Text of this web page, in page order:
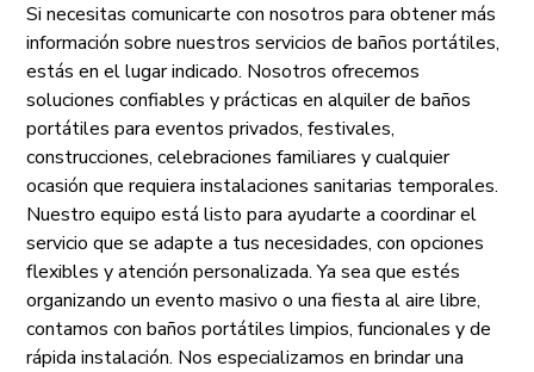
Si necesitas comunicarte con nosotros para obtener más
información sobre nuestros servicios de baños portátiles,
estás en el lugar indicado. Nosotros ofrecemos
soluciones confiables y prácticas en alquiler de baños
portátiles para eventos privados, festivales,
construcciones, celebraciones familiares y cualquier
ocasión que requiera instalaciones sanitarias temporales.
Nuestro equipo está listo para ayudarte a coordinar el
servicio que se adapte a tus necesidades, con opciones
flexibles y atención personalizada. Ya sea que estés
organizando un evento masivo o una fiesta al aire libre,
contamos con baños portátiles limpios, funcionales y de
rápida instalación. Nos especializamos en brindar una